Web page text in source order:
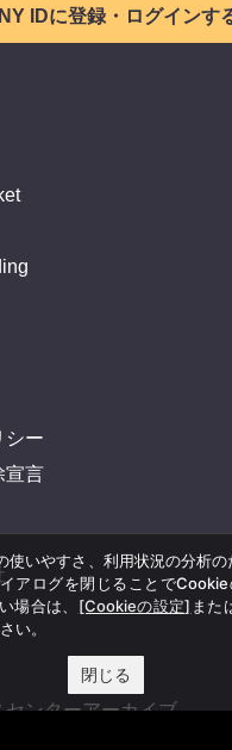
IDに登録・ログインす
シー
宣言
ンターアーカイブ
使いやすさ、利用状況の分析
アログを閉じることで
場合は、 [Cookieの設定] また
い。
閉じる